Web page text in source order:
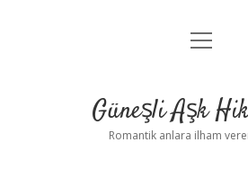
Anasayfa
Yasal Uyarı
menüyü
Güneşli Aşk
Romantik anlara ilham